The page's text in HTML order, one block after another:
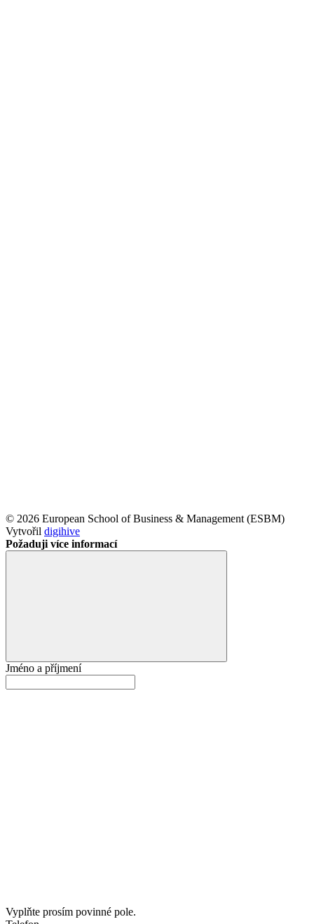
© 2026 European School of Business & Management (ESBM)
Vytvořil digihive
Požaduji více informací
Jméno a příjmení
Vyplňte prosím povinné pole.